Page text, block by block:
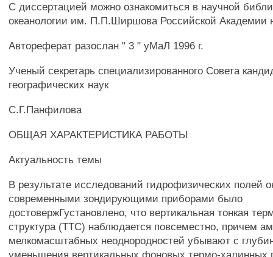
С диссертацией можно ознакомиться в научной
океанологии им. П.П.Ширшова Российской Академии
Автореферат разослан " 3 " уМаЛ 1996 г.
Ученый секретарь специализированного Совета
географических наук
С.Г.Панфилова
ОБЩАЯ ХАРАКТЕРИСТИКА РАБОТЫ
Актуальность темы
В результате исследований гидрофизических полей
современными зондирующими приборами было
достовержГустановлено, что вертикальная тонкая
структура (TTC) наблюдается повсеместно, причем
мелкомасштабных неоднородностей убывают с
уменьшения вертикальных фоновых термо-халинных